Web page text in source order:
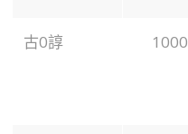
古0諄 1000